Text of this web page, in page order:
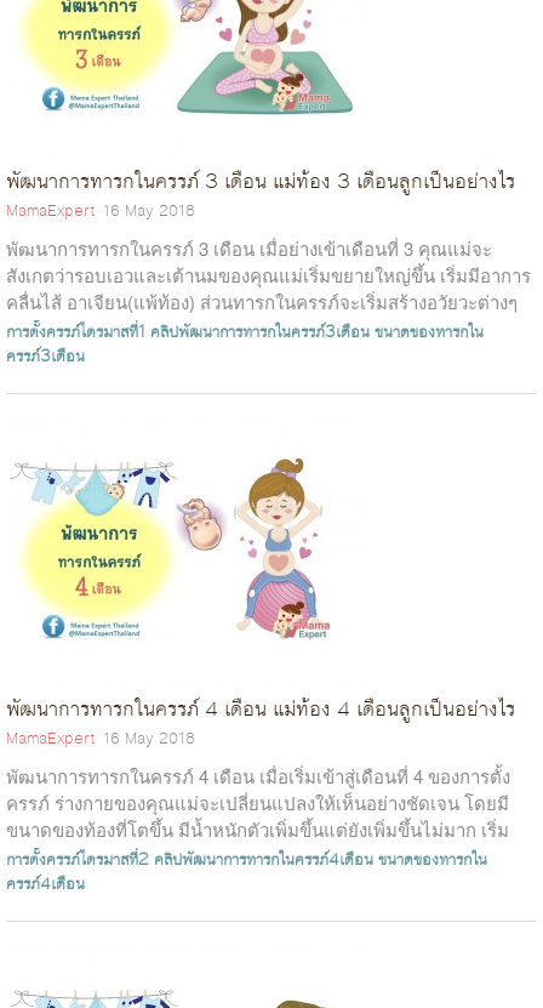
พัฒนาการทารกในครรภ์ 3 เดือน แม่ท้อง 3 เดือนลูกเป็นอย่างไร
MamaExpert 16 May 2018
พัฒนาการทารกในครรภ์ 3 เดือน เมื่อย่างเข้าเดือนที่ 3 คุณแม่จะ
สังเกตว่ารอบเอวและเต้านมของคุณแม่เริ่มขยายใหญ่ขึ้น เริ่มมีอาการ
คลื่นไส้ อาเจียน(แพ้ท้อง) ส่วนทารกในครรภ์จะเริ่มสร้างอวัยวะต่างๆ
ของ...
การตั้งครรภ์ไตรมาสที่1 คลิปพัฒนาการทารกในครรภ์3เดือนขนาดของทารกใน
ครรภ์3เดือน
พัฒนาการทารกในครรภ์ 4 เดือน แม่ท้อง 4 เดือนลูกเป็นอย่างไร
MamaExpert 16 May 2018
พัฒนาการทารกในครรภ์ 4 เดือน เมื่อเริ่มเข้าสู่เดือนที่ 4 ของการตั้ง
ครรภ์ ร่างกายของคุณแม่จะเปลี่ยนแปลงให้เห็นอย่างชัดเจน โดยมี
ขนาดของท้องที่โตขึ้น มีน้ำหนักตัวเพิ่มขึ้นแต่ยังเพิ่มขึ้นไม่มาก เริ่ม
เห็...
การตั้งครรภ์ไตรมาสที่2 คลิปพัฒนาการทารกในครรภ์4เดือนขนาดของทารกใน
ครรภ์4เดือน